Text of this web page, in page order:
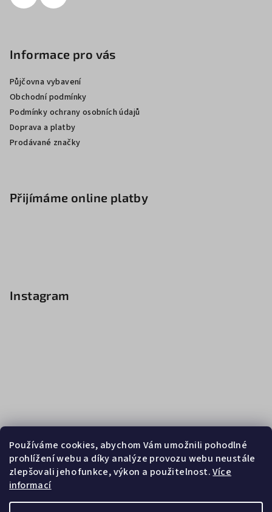
Používáme cookies, abychom Vám umožnili pohodlné
prohlížení webu a díky analýze provozu webu neustále
zlepšovali jeho funkce, výkon a použitelnost.Více
informací
Informace pro vás
Půjčovna vybavení
Obchodní podmínky
Podmínky ochrany osobních údajů
Doprava a platby
Prodávané značky
Přijímáme online platby
Instagram